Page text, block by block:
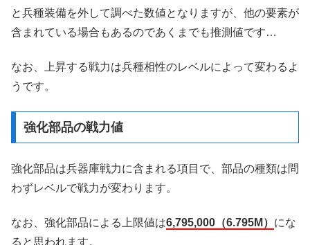
と兵種装備を外して調べた数値となりますが、他の要素が
含まれている場合もあるのであくまでも推測値です…
なお、上昇する戦力は兵種相性のレベルによって変わるよ
うです。
強化部品の戦力値
強化部品は兵器庫戦力に含まれる項目で、部品の種類は問
わずレベルで戦力が変わります。
なお、強化部品による上限値は6,795,000（6.795M） にな
ると思われます。